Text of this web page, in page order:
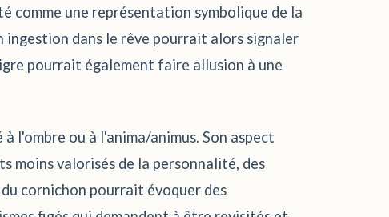
comme une représentation symbolique de la
ingestion dans le rêve pourrait alors signaler
pourrait également faire allusion à une
l'ombre ou à l'anima/animus. Son aspect
moins valorisés de la personnalité, des
cornichon pourrait évoquer des